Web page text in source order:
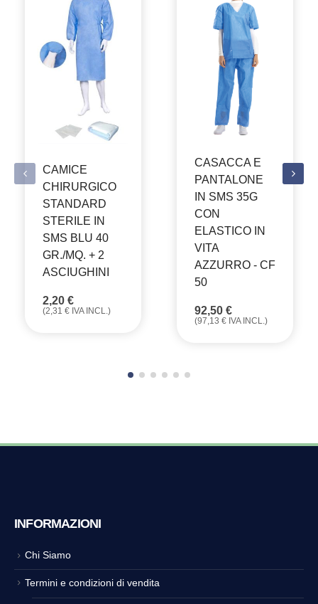
CAMICE
CHIRURGICO
STANDARD
STERILE IN
SMS BLU 40
GR./MQ. + 2
ASCIUGHINI
2,20 €
(2,31 € IVA INCL.)
CASACCA E
PANTALONE
IN SMS 35G
CON
ELASTICO IN
VITA
AZZURRO - CF
50
92,50 €
(97,13 € IVA INCL.)
INFORMAZIONI
Chi Siamo
Termini e condizioni di vendita